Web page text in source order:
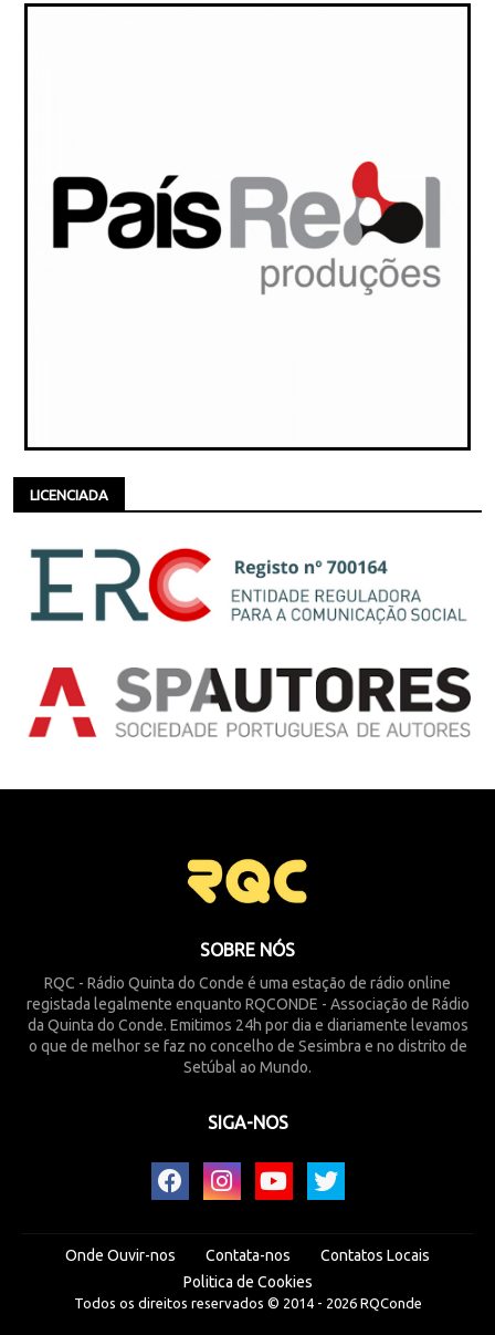
LICENCIADA
SOBRE NÓS
RQC - Rádio Quinta do Conde é uma estação de rádio online
registada legalmente enquanto RQCONDE - Associação de Rádio
da Quinta do Conde. Emitimos 24h por dia e diariamente levamos
o que de melhor se faz no concelho de Sesimbra e no distrito de
Setúbal ao Mundo.
SIGA-NOS
Onde Ouvir-nos Contata-nos
Contatos Locais
Politica de Cookies
Todos os direitos reservados © 2014 - 2026RQConde